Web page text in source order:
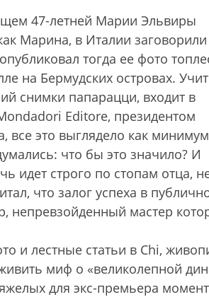
47-летней Марии Эльвиры
Марина, в Италии заговорили
тогда ее фото
на Бермудских островах.
снимки папарацци, входит в
Editore, президентом
все это выглядело как минимум
что бы это значило? И
идет строго по стопам отца,
что залог успеха в
непревзойденный мастер
и лестные статьи в Chi,
миф о «великолепной
для экс-премьера